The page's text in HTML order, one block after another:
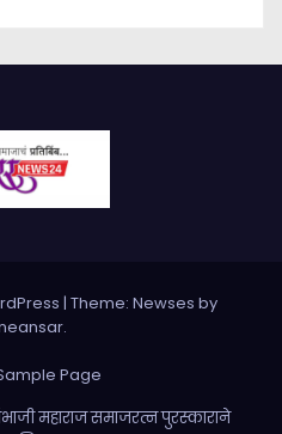
| Theme: Newses by
.
Page
महाराज समाजरत्न पुरस्काराने